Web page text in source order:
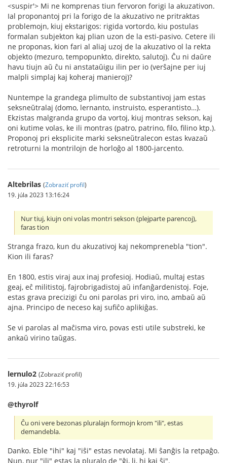
<suspir'> Mi ne komprenas tiun fervoron forigi la akuzativon.
Ial proponantoj pri la forigo de la akuzativo ne pritraktas
problemojn, kiuj ekstarigos: rigida vortordo, kiu postulas
formalan subjekton kaj plian uzon de la esti-pasivo. Cetere ili
ne proponas, kion fari al aliaj uzoj de la akuzativo ol la rekta
objekto (mezuro, tempopunkto, direkto, salutoj). Ĉu ni daŭre
havu tiujn aŭ ĉu ni anstataŭigu ilin per io (verŝajne per iuj
malpli simplaj kaj koheraj manieroj)?
Nuntempe la grandega plimulto de substantivoj jam estas
seksneŭtralaj (domo, lernanto, instruisto, esperantisto…).
Ekzistas malgranda grupo da vortoj, kiuj montras sekson, kaj
oni kutime volas, ke ili montras (patro, patrino, filo, filino ktp.).
Proponoj pri eksplicite marki seksneŭtralecon estas kvazaŭ
retroturni la montrilojn de horloĝo al 1800-jarcento.
Altebrilas (Zobraziť profil)
19. júla 2023 13:16:24
Nur tiuj, kiujn oni volas montri sekson (plejparte parencoj),
faras tion
Stranga frazo, kun du akuzativoj kaj nekomprenebla "tion".
Kion ili faras?
En 1800, estis viraj aux inaj profesioj. Hodiaŭ, multaj estas
geaj, eĉ militistoj, fajrobrigadistoj aŭ infanĝardenistoj. Foje,
estas grava precizigi ĉu oni parolas pri viro, ino, ambaŭ aŭ
ajna. Principo de neceso kaj sufiĉo aplikiĝas.
Se vi parolas al maĉisma viro, povas esti utile substreki, ke
ankaŭ virino taŭgas.
lernulo2 (Zobraziť profil)
19. júla 2023 22:16:53
@thyrolf
Ĉu oni vere bezonas pluralajn formojn krom "ili", estas
demandebla.
Danko. Eble "ihi" kaj "iŝi" estas nevolataj. Mi ŝanĝis la retpaĝo.
Nun, nur "ili" estas la pluralo de "ĝi, li, hi kaj ŝi".